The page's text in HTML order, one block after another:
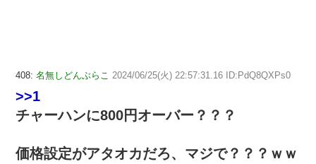
408: 名無しどんぶらこ 2024/06/25(火) 22:57:31.16 ID:PdQ8QXPs0
>>1
チャーハンに800円オーバー？？？
価格設定がアタオカだろ、マジで？？？ｗｗ